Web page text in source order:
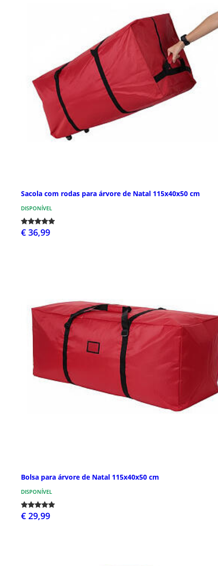
Sacola com rodas para árvore de Natal 115x40x50 cm
DISPONÍVEL
€ 36,99
Bolsa para árvore de Natal 115x40x50 cm
DISPONÍVEL
€ 29,99